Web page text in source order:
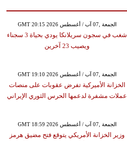
GMT 20:15 2026 الجمعة ,07 آب / أغسطس
شغب في سجون سريلانكا يودي بحياة 3 سجناء
ويصيب 23 آخرين
GMT 19:10 2026 الجمعة ,07 آب / أغسطس
الخزانة الأميركية تفرض عقوبات على منصات
عملات مشفرة لدعمها الحرس الثوري الإيراني
GMT 18:59 2026 الجمعة ,07 آب / أغسطس
وزير الخزانة الأمريكي يتوقع فتح مضيق هرمز